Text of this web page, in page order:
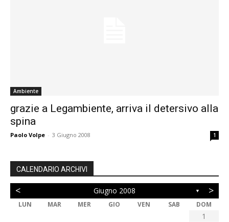
Ambiente
grazie a Legambiente, arriva il detersivo alla
spina
Paolo Volpe - 3 Giugno 2008 1
CALENDARIO ARCHIVI
< Giugno 2008 ▼ >
LUN MAR MER GIO VEN SAB DOM
1